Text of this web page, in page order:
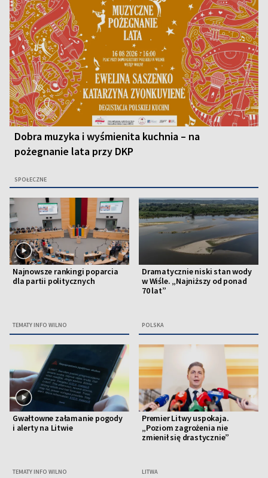
Dobra muzyka i wyśmienita kuchnia – na
pożegnanie lata przy DKP
SPOŁECZNE
Najnowsze rankingi poparcia
dla partii politycznych
TEMATY INFO WILNO
Dramatycznie niski stan wody
w Wiśle. „Najniższy od ponad
70 lat”
POLSKA
Gwałtowne załamanie pogody
i alerty na Litwie
TEMATY INFO WILNO
Premier Litwy uspokaja.
„Poziom zagrożenia nie
zmienił się drastycznie”
LITWA